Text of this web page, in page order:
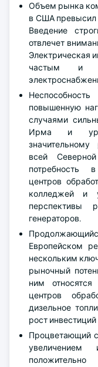
Объем рынка
в США превысил
Введение
отвлечет
Электрическая
частым и
повышенную
случаями
Ирма и
всей
потребность
центров
колледжей и
перспективы
генераторов.
Европейском
нескольким
рыночный
ним
центров
дизельное
рост
Процветающий
увеличением